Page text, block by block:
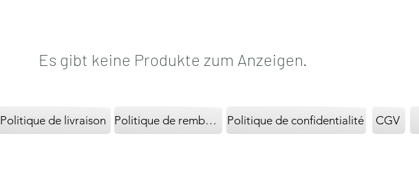
Es gibt keine Produkte zum Anzeigen.
Politique de livraison Politique de remboursement Politique de confidentialité CGV